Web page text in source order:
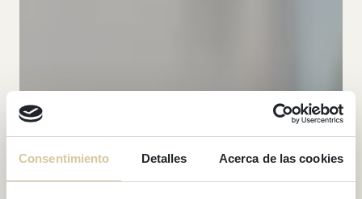
Consentimiento Detalles Acerca de las cookies